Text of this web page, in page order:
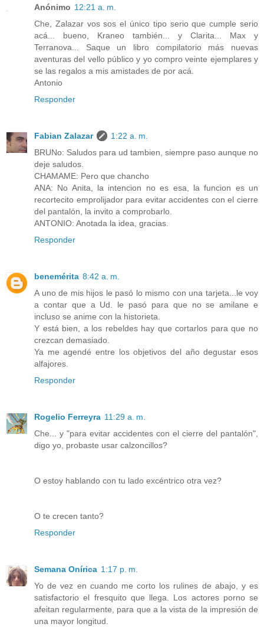
Anónimo 12:21 a. m.
Che, Zalazar vos sos el único tipo serio que cumple serio
acá... bueno, Kraneo también... y Clarita... Max y
Terranova... Saque un libro compilatorio más nuevas
aventuras del vello público y yo compro veinte ejemplares y
se las regalos a mis amistades de por acá.
Antonio
Responder
Fabian Zalazar
1:22 a. m.
BRUNo: Saludos para ud tambien, siempre paso aunque no
deje saludos.
CHAMAME: Pero que chancho
ANA: No Anita, la intencion no es esa, la funcion es un
recortecito emprolijador para evitar accidentes con el cierre
del pantalón, la invito a comprobarlo.
ANTONIO: Anotada la idea, gracias.
Responder
benemérita 8:42 a. m.
A uno de mis hijos le pasó lo mismo con una tarjeta...le voy
a contar que a Ud. le pasó para que no se amilane e
incluso se anime con la historieta.
Y está bien, a los rebeldes hay que cortarlos para que no
crezcan demasiado.
Ya me agendé entre los objetivos del año degustar esos
alfajores.
Responder
Rogelio Ferreyra 11:29 a. m.
Che... y "para evitar accidentes con el cierre del pantalón",
digo yo, probaste usar calzoncillos?
O estoy hablando con tu lado excéntrico otra vez?
O te crecen tanto?
Responder
Semana Onírica 1:17 p. m.
Yo de vez en cuando me corto los rulines de abajo, y es
satisfactorio el fresquito que llega. Los actores porno se
afeitan regularmente, para que a la vista de la impresión de
una mayor longitud.